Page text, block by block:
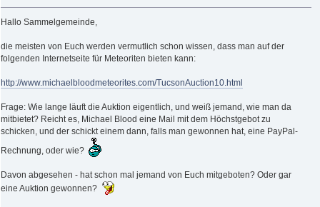
Hallo Sammelgemeinde,
die meisten von Euch werden vermutlich schon wissen, dass man auf der
folgenden Internetseite für Meteoriten bieten kann:
http://www.michaelbloodmeteorites.com/TucsonAuction10.html
Frage: Wie lange läuft die Auktion eigentlich, und weiß jemand, wie man da
mitbietet? Reicht es, Michael Blood eine Mail mit dem Höchstgebot zu
schicken, und der schickt einem dann, falls man gewonnen hat, eine PayPal-
Rechnung, oder wie?
Davon abgesehen - hat schon mal jemand von Euch mitgeboten? Oder gar
eine Auktion gewonnen?